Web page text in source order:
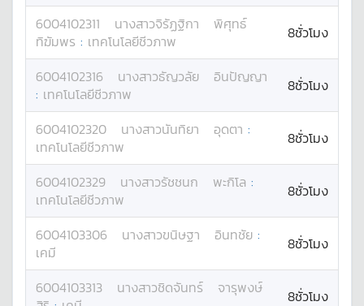
6004102311 นางสาวจิรัฏฐิกา
พิศุทธ์
ทิฆัมพร : เทคโนโลยีชีวภาพ 8ชั่วโมง
6004102316 นางสาวธัญวลัย
อินปัญญา
: เทคโนโลยีชีวภาพ 8ชั่วโมง
6004102320 นางสาวนันทิยา อุดตา :
เทคโนโลยีชีวภาพ
8ชั่วโมง
6004102329 นางสาวรัชชนก พะกิโล :
เทคโนโลยีชีวภาพ
8ชั่วโมง
6004103306 นางสาวขนิษฐา อินทชัย :
เคมี
8ชั่วโมง
6004103313 นางสาวชิดจันทร์
จารุพงษ์
8ชั่วโมง